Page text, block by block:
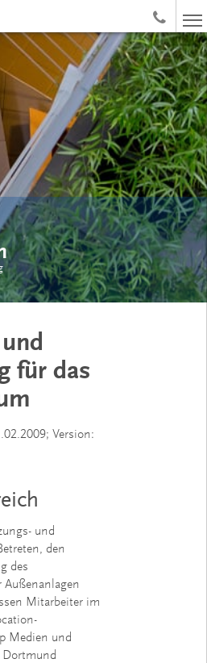
für das
Version:
und
den
des
Außenanlagen
Mitarbeiter im
Medien und